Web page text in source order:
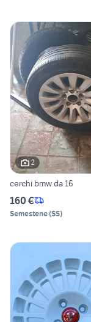
2
cerchi bmw da 16
160 €
Semestene(SS)